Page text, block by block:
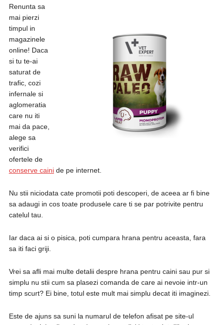
Renunta sa
mai pierzi
timpul in
magazinele
online! Daca
si tu te-ai
saturat de
trafic, cozi
infernale si
aglomeratia
care nu iti
mai da pace,
alege sa
verifici
ofertele de
conserve cainide pe internet.
Nu stii niciodata cate promotii poti descoperi, de aceea ar fi bine
sa adaugi in cos toate produsele care ti se par potrivite pentru
catelul tau.
Iar daca ai si o pisica, poti cumpara hrana pentru aceasta, fara
sa iti faci griji.
Vrei sa afli mai multe detalii despre hrana pentru caini sau pur si
simplu nu stii cum sa plasezi comanda de care ai nevoie intr-un
timp scurt? Ei bine, totul este mult mai simplu decat iti imaginezi.
Este de ajuns sa suni la numarul de telefon afisat pe site-ul